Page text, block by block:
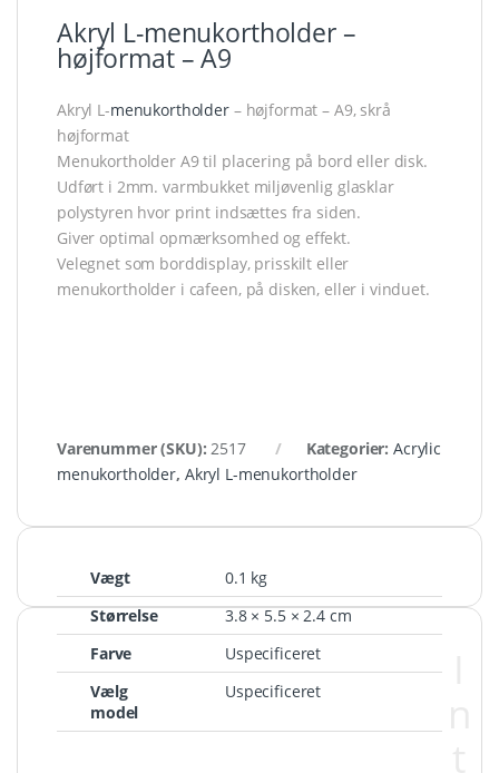
Akryl L-menukortholder –
højformat – A9
Akryl L-menukortholder– højformat – A9, skrå
højformat
Menukortholder A9 til placering på bord eller disk.
Udført i 2mm. varmbukket miljøvenlig glasklar
polystyren hvor print indsættes fra siden.
Giver optimal opmærksomhed og effekt.
Velegnet som borddisplay, prisskilt eller
menukortholder i cafeen, på disken, eller i vinduet.
Varenummer (SKU):2517 Kategorier: Acrylic
menukortholder, Akryl L-menukortholder
Vægt
0.1 kg
Størrelse
3.8 × 5.5 × 2.4 cm
Farve
Uspecificeret
Vælg
model
Uspecificeret